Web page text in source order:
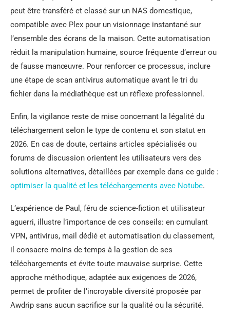
peut être transféré et classé sur un NAS domestique,
compatible avec Plex pour un visionnage instantané sur
l’ensemble des écrans de la maison. Cette automatisation
réduit la manipulation humaine, source fréquente d’erreur ou
de fausse manœuvre. Pour renforcer ce processus, inclure
une étape de scan antivirus automatique avant le tri du
fichier dans la médiathèque est un réflexe professionnel.
Enfin, la vigilance reste de mise concernant la légalité du
téléchargement selon le type de contenu et son statut en
2026. En cas de doute, certains articles spécialisés ou
forums de discussion orientent les utilisateurs vers des
solutions alternatives, détaillées par exemple dans ce guide :
optimiser la qualité et les téléchargements avec Notube.
L’expérience de Paul, féru de science-fiction et utilisateur
aguerri, illustre l’importance de ces conseils: en cumulant
VPN, antivirus, mail dédié et automatisation du classement,
il consacre moins de temps à la gestion de ses
téléchargements et évite toute mauvaise surprise. Cette
approche méthodique, adaptée aux exigences de 2026,
permet de profiter de l’incroyable diversité proposée par
Awdrip sans aucun sacrifice sur la qualité ou la sécurité.